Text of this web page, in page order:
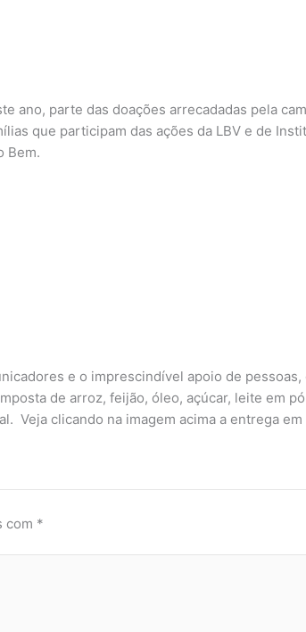
ano, parte das doações arrecadadas pela
que participam das ações da LBV e de
Bem.
e o imprescindível apoio de
de arroz, feijão, óleo, açúcar, leite em
Veja clicando na imagem acima a entrega
com *